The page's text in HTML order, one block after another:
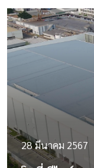
28 มีนาคม 2567